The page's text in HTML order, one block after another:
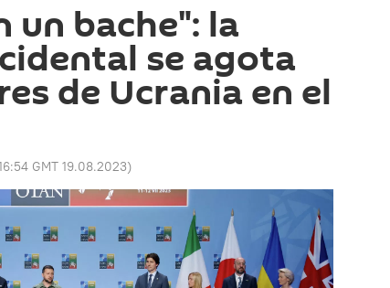
un bache": la
se agota
de Ucrania en el
GMT 19.08.2023)